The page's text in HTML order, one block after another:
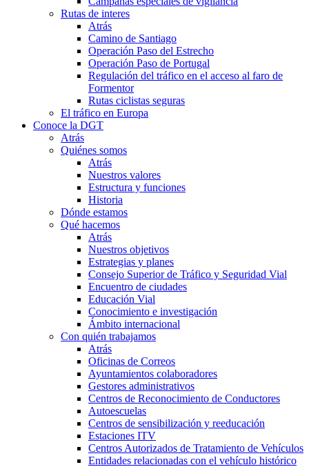
Rutas de interes
Atrás
Camino de Santiago
Operación Paso del Estrecho
Operación Paso de Portugal
Regulación del tráfico en el acceso al faro de
Formentor
Rutas ciclistas seguras
El tráfico en Europa
Conoce la DGT
Atrás
Quiénes somos
Atrás
Nuestros valores
Estructura y funciones
Historia
Dónde estamos
Qué hacemos
Atrás
Nuestros objetivos
Estrategias y planes
Consejo Superior de Tráfico y Seguridad Vial
Encuentro de ciudades
Educación Vial
Conocimiento e investigación
Ámbito internacional
Con quién trabajamos
Atrás
Oficinas de Correos
Ayuntamientos colaboradores
Gestores administrativos
Centros de Reconocimiento de Conductores
Autoescuelas
Centros de sensibilización y reeducación
Estaciones ITV
Centros Autorizados de Tratamiento de Vehículos
Entidades relacionadas con el vehículo histórico